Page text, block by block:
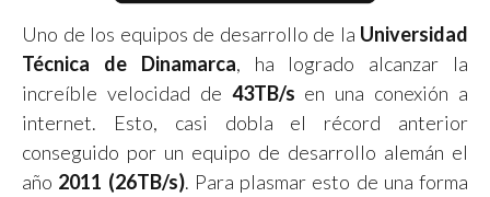
Uno de los equipos de desarrollo de la Universidad
Técnica de Dinamarca, ha logrado alcanzar la
increíble velocidad de 43TB/s en una conexión a
internet. Esto, casi dobla el récord anterior
conseguido por un equipo de desarrollo alemán el
año 2011 (26TB/s). Para plasmar esto de una forma